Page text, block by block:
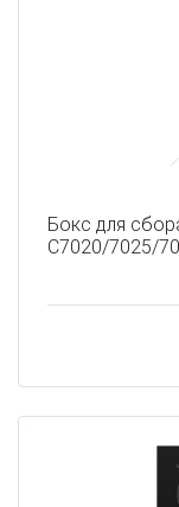
Бокс для
C7020/7025/